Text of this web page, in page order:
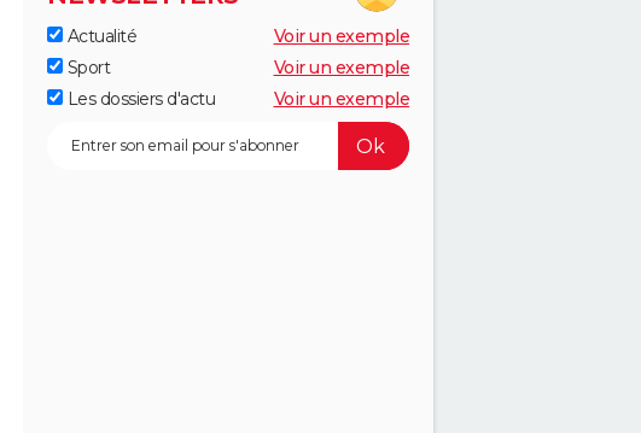
Actualité
Voir un exemple
Sport
Voir un exemple
Les dossiers d'actu
Voir un exemple